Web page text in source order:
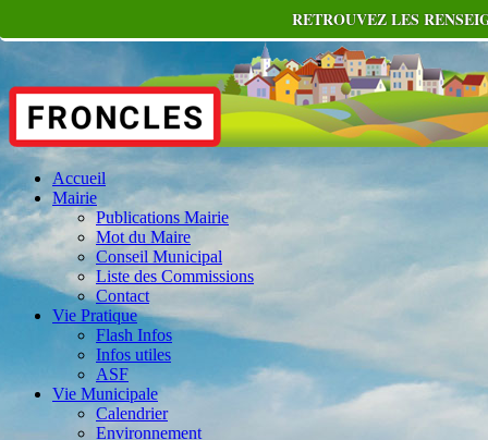
Accueil
Mairie
Publications Mairie
Mot du Maire
Conseil Municipal
Liste des Commissions
Contact
Vie Pratique
Flash Infos
Infos utiles
ASF
Vie Municipale
Calendrier
Environnement
RETROUVEZ LES